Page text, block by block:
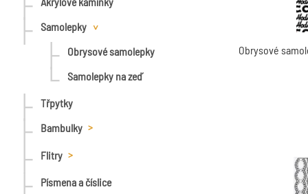
20cm x 20cm
Proužky
Samolepky
Obrysové samolepky
Samolepky na zeď
Třpytky
Bambulky
7 mm
10 mm
Flitry
Flitry na niti
Písmena a číslice
Obrysové